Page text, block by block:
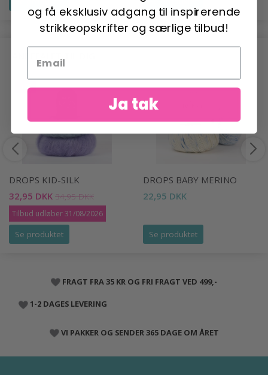
ANBEFALET TIL DIG
-6%
DROPS KID-SILK
32,95 DKK 34,95 DKK
Tilbud udløber 31/08/2026
Se produktet
DROPS BABY MERINO
22,95 DKK
Se produktet
FRAGT FRA 35 KR OG FRI FRAGT VED 499,-
1-2 DAGES LEVERING
VI PAKKER OG SENDER 365 DAGE OM ÅRET
og få eksklusiv adgang til inspirerende
strikkeopskrifter og særlige tilbud!
Ja tak